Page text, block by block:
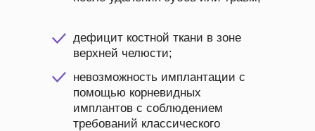
дефицит костной ткани в зоне
верхней челюсти;
невозможность имплантации с
помощью корневидных
имплантов с соблюдением
требований классического